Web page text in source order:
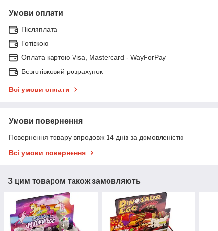
Умови оплати
Післяплата
Готівкою
Оплата картою Visa, Mastercard - WayForPay
Безготівковий розрахунок
Всі умови оплати
Умови повернення
Повернення товару впродовж 14 днів за домовленістю
Всі умови повернення
З цим товаром також замовляють